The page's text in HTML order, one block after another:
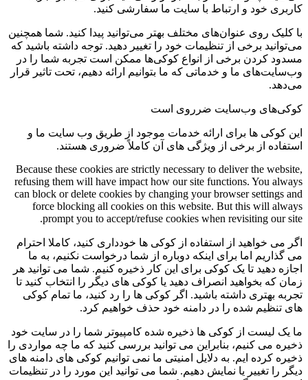
کاربری خود و ارتباط با سایت ما سفارشی کنید.
با کلیک روی عنوان‌های مختلف بهتر می‌توانید پیدا کنید. شما همچنین
می‌توانید برخی از تنظیمات خود را تغییر دهید. توجه داشته باشید که
مسدود کردن برخی از انواع کوکی‌ها ممکن است تجربه شما را در
وب‌سایت‌های ما و خدماتی که ما بتوانیم ارائه دهیم، تحت تاثیر قرار
می‌دهد.
کوکی‌های وب‌سایت ضرروی است
این کوکی ها برای ارائه خدمات موجود از طریق وب سایت ما و
استفاده از برخی از ویژگی های آن کاملاً ضروری هستند.
Because these cookies are strictly necessary to deliver the website,
refusing them will have impact how our site functions. You always
can block or delete cookies by changing your browser settings and
force blocking all cookies on this website. But this will always
prompt you to accept/refuse cookies when revisiting our site.
اگر می خواهید از استفاده از کوکی ها خودداری کنید، کاملا احترام
می گذاریم اما برای اینکه دوباره از شما درخواست نکنیم، به ما
اجازه دهید تا یک کوکی برای این کار ذخیره کنیم. شما می توانید هر
زمان که بخواهید انصراف دهید یا کوکی های دیگر را انتخاب کنید تا
تجربه بهتری داشته باشید. اگر کوکی ها را رد کنید، ما تمام کوکی
های تنظیم شده را در دامنه خود حذف خواهیم کرد.
ما یک لیست از کوکی ها ذخیره شده کامپیوتر شما را در سایت خود
ذخیره می کنیم، بنابراین می توانید بررسی کنید که ما چه مواردی را
ذخیره کرده ایم. به دلایل امنیتی ما نمی توانیم کوکی های دامنه های
دیگر را تغییر یا نمایش دهیم. شما می توانید این مورد را در تنظیمات